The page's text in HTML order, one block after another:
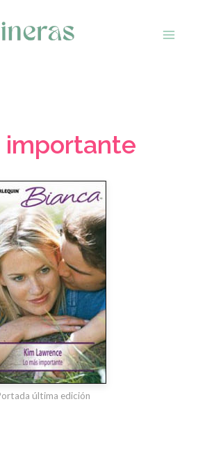
importante
última edición